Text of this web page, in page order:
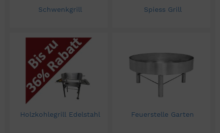
Schwenkgrill Spiess Grill
Holzkohlegrill Edelstahl Feuerstelle Garten